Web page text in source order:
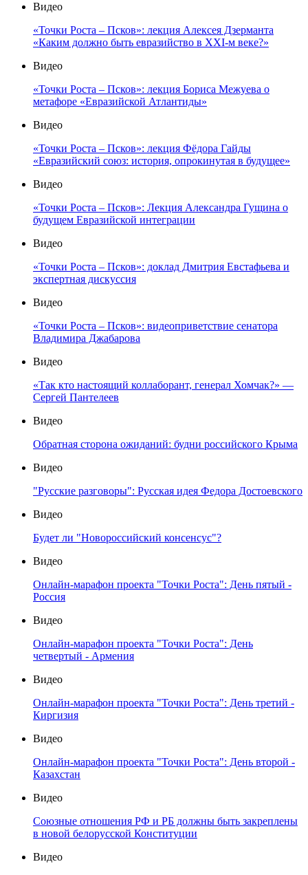
Видео
«Точки Роста – Псков»: лекция Алексея Дзерманта
«Каким должно быть евразийство в XXI-м веке?»
Видео
«Точки Роста – Псков»: лекция Бориса Межуева о
метафоре «Евразийской Атлантиды»
Видео
«Точки Роста – Псков»: лекция Фёдора Гайды
«Евразийский союз: история, опрокинутая в будущее»
Видео
«Точки Роста – Псков»: Лекция Александра Гущина о
будущем Евразийской интеграции
Видео
«Точки Роста – Псков»: доклад Дмитрия Евстафьева и
экспертная дискуссия
Видео
«Точки Роста – Псков»: видеоприветствие сенатора
Владимира Джабарова
Видео
«Так кто настоящий коллаборант, генерал Хомчак?» —
Сергей Пантелеев
Видео
Обратная сторона ожиданий: будни российского Крыма
Видео
"Русские разговоры": Русская идея Федора Достоевского
Видео
Будет ли "Новороссийский консенсус"?
Видео
Онлайн-марафон проекта "Точки Роста": День пятый -
Россия
Видео
Онлайн-марафон проекта "Точки Роста": День
четвертый - Армения
Видео
Онлайн-марафон проекта "Точки Роста": День третий -
Киргизия
Видео
Онлайн-марафон проекта "Точки Роста": День второй -
Казахстан
Видео
Союзные отношения РФ и РБ должны быть закреплены
в новой белорусской Конституции
Видео